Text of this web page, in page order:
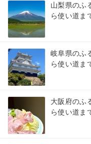
山梨県のふ
ら使い道ま
岐阜県のふ
ら使い道ま
大阪府のふ
ら使い道ま